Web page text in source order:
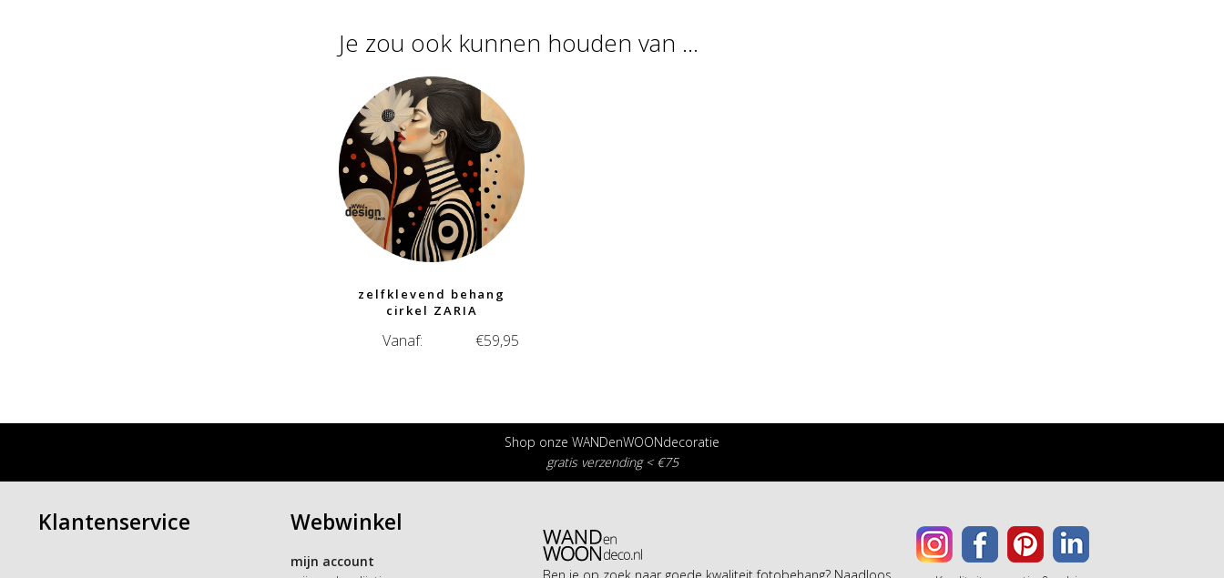
Je zou ook kunnen houden van …
zelfklevend behang
cirkel ZARIA
Vanaf: €59,95
Shop onze WANDenWOONdecoratie
gratis verzending < €75
Klantenservice Webwinkel
mijn account